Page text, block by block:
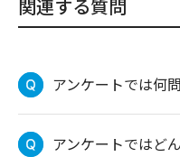
関連する質問
アンケートでは何
アンケートではど